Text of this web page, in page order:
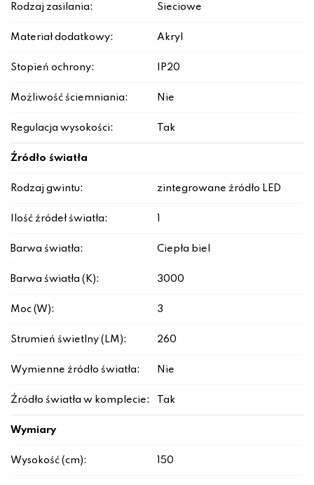
Rodzaj zasilania: Sieciowe
Materiał dodatkowy: Akryl
Stopień ochrony: IP20
Możliwość ściemniania: Nie
Regulacja wysokości: Tak
Źródło światła
Rodzaj gwintu: zintegrowane źródło LED
Ilość źródeł światła:
Barwa światła: Ciepła biel
Barwa światła (K): 3000
Moc (W): 3
Strumień świetlny (LM): 260
Wymienne źródło światła: Nie
Źródło światła w komplecie: Tak
Wymiary
Wysokość (cm): 150